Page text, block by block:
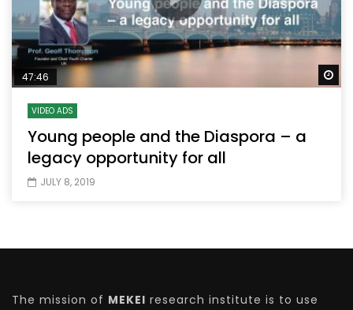
47:46
VIDEO ADS
Young people and the Diaspora – a
legacy opportunity for all
JULY 8, 2019
The mission of MEKEI research institute is to use